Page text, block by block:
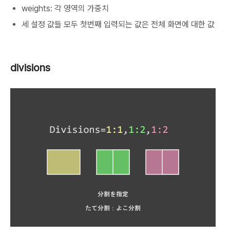
weights: 각 영역의 가중치
세 설정 값들 모두 첫번째 입력되는 값은 전체 화면에 대한 값
divisions